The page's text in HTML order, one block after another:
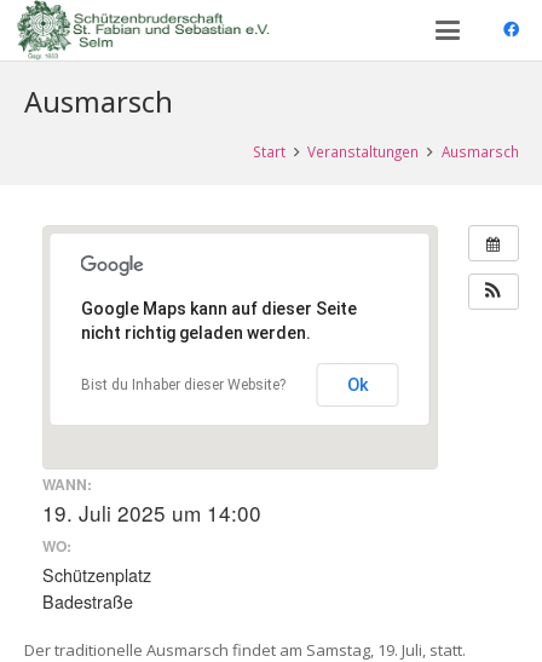
Ausmarsch
Start Veranstaltungen Ausmarsch
Google Maps kann auf dieser Seite
nicht richtig geladen werden.
Bist du Inhaber dieser Website? Ok
WANN:
19. Juli 2025 um 14:00
WO:
Schützenplatz
Badestraße
Der traditionelle Ausmarsch findet am Samstag, 19. Juli, statt.